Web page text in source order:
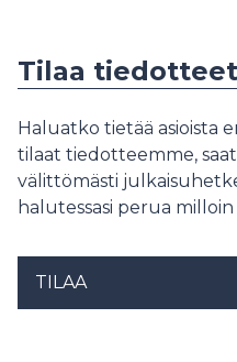
Tilaa
Haluatko tietää asioista
tilaat tiedotteemme,
välittömästi
halutessasi perua milloin
TILAA